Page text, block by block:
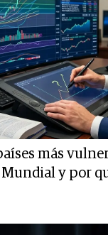
más
Mundial y por